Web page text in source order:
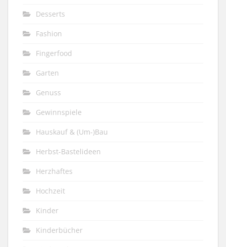
Desserts
Fashion
Fingerfood
Garten
Genuss
Gewinnspiele
Hauskauf & (Um-)Bau
Herbst-Bastelideen
Herzhaftes
Hochzeit
Kinder
Kinderbücher